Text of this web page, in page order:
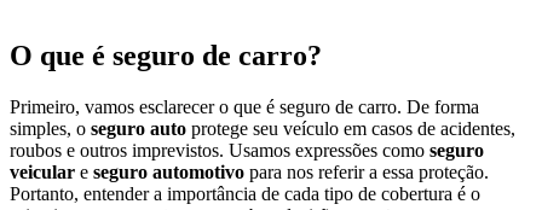
O que é seguro de carro?
Primeiro, vamos esclarecer o que é seguro de carro. De forma
simples, o seguro auto protege seu veículo em casos de acidentes,
roubos e outros imprevistos. Usamos expressões como seguro
veicular e seguro automotivo para nos referir a essa proteção.
Portanto, entender a importância de cada tipo de cobertura é o